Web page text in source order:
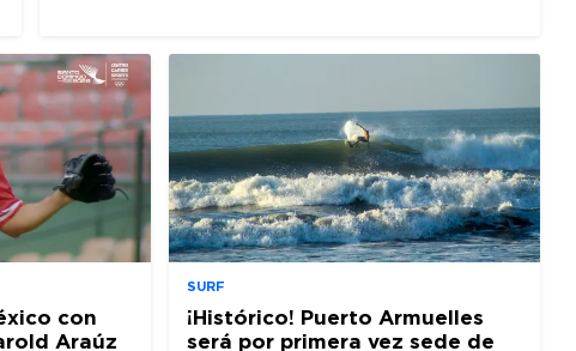
con
Araúz
SURF
¡Histórico! Puerto Armuelles
será por primera vez sede de